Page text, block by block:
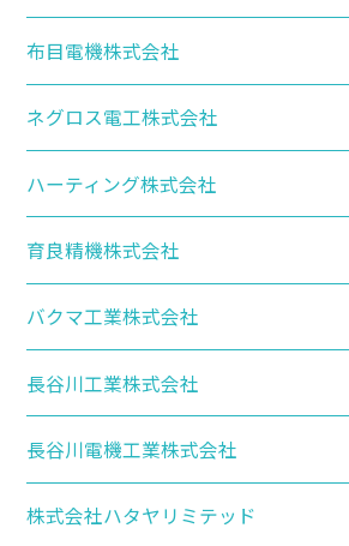
布目電機株式会社
ネグロス電工株式会社
ハーティング株式会社
育良精機株式会社
バクマ工業株式会社
長谷川工業株式会社
長谷川電機工業株式会社
株式会社ハタヤリミテッド